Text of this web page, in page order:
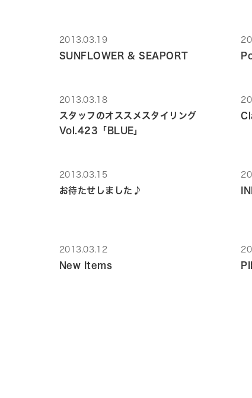
2013.03.19
SUNFLOWER & SEAPORT
2013.03.18
スタッフのオススメスタイリング
Vol.423「BLUE」
2013.03.15
お待たせしました♪
2013.03.12
New Items